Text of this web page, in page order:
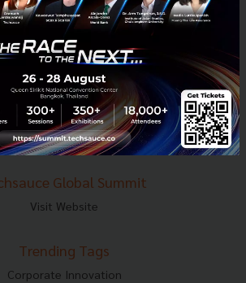
Techsauce Media
About Techsauce
Techsauce Services
Privacy Policy
ส่งบทความ
Global Summit
Visit Website
Trending Tags
Corporate Innovation